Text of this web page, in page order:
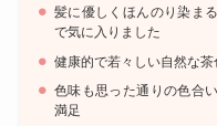
髪に優しくほんのり染ま
で気に入りました
健康的で若々しい自然な茶
色味も思った通りの色合
満足